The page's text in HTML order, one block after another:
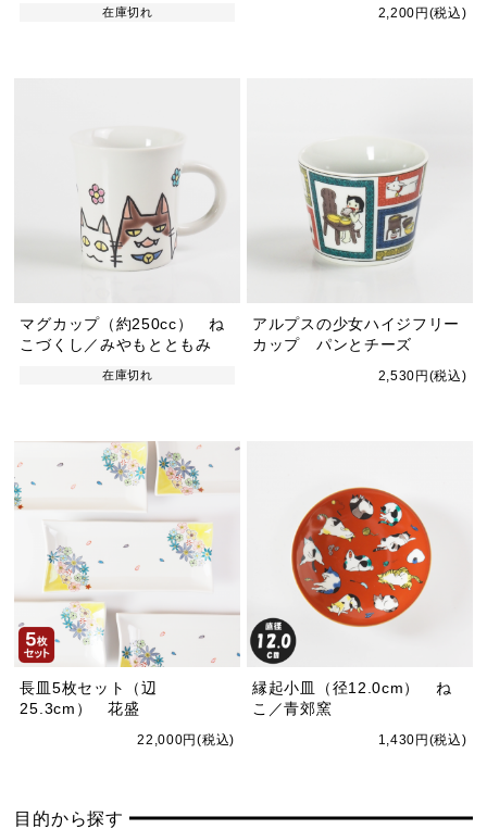
在庫切れ 2,200円(税込)
マグカップ（約250cc） ね
こづくし／みやもとともみ
在庫切れ
アルプスの少女ハイジフリー
カップ パンとチーズ
2,530円(税込)
長皿5枚セット（辺
25.3cm） 花盛
22,000円(税込)
縁起小皿（径12.0cm） ね
こ／青郊窯
1,430円(税込)
目的から探す